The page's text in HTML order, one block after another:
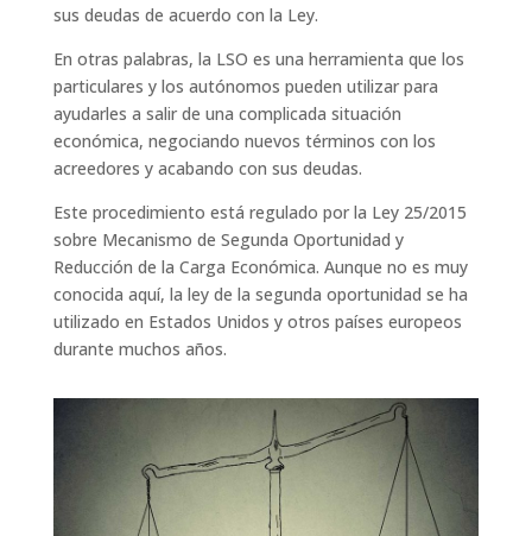
sus deudas de acuerdo con la Ley.
En otras palabras, la LSO es una herramienta que los
particulares y los autónomos pueden utilizar para
ayudarles a salir de una complicada situación
económica, negociando nuevos términos con los
acreedores y acabando con sus deudas.
Este procedimiento está regulado por la Ley 25/2015
sobre Mecanismo de Segunda Oportunidad y
Reducción de la Carga Económica. Aunque no es muy
conocida aquí, la ley de la segunda oportunidad se ha
utilizado en Estados Unidos y otros países europeos
durante muchos años.